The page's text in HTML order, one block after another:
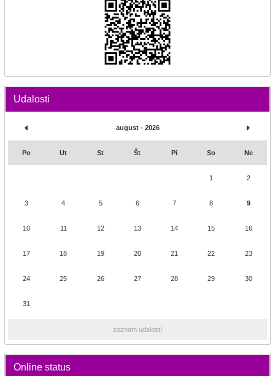
Udalosti
august - 2026
Po Ut St Št Pi So Ne
1 2
3 4 5 6 7 8 9
10 11 12 13 14 15 16
17 18 19 20 21 22 23
24 25 26 27 28 29 30
31
zoznam udalostí
Online status